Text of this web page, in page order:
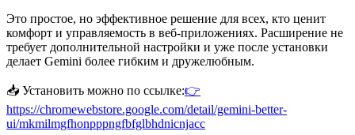
Это простое, но эффективное решение для всех, кто ценит
комфорт и управляемость в веб-приложениях. Расширение не
требует дополнительной настройки и уже после установки
делает Gemini более гибким и дружелюбным.
📥 Установить можно по ссылке:👉
https://chromewebstore.google.com/detail/gemini-better-
ui/mkmilmgfhonpppngfbfglbhdnicnjacc